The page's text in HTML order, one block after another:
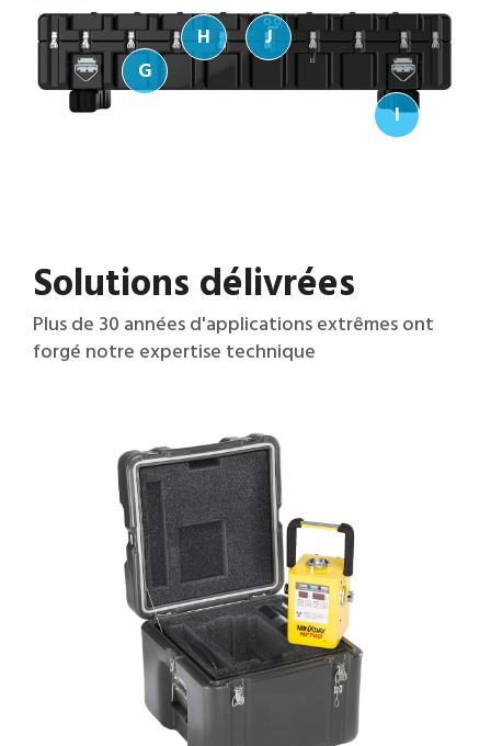
G
H
I
J
Solutions délivrées
Plus de 30 années d'applications extrêmes ont
forgé notre expertise technique